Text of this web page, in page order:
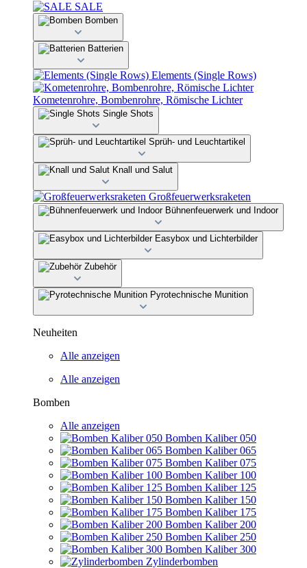
SALE
Bomben
Batterien
Elements (Single Rows)
Kometenrohre, Bombenrohre, Römische Lichter
Single Shots
Sprüh- und Leuchtartikel
Knall und Salut
Großfeuerwerksraketen
Bühnenfeuerwerk und Indoor
Easybox und Lichterbilder
Zubehör
Pyrotechnische Munition
Neuheiten
Alle anzeigen
Alle anzeigen
Bomben
Alle anzeigen
Bomben Kaliber 050
Bomben Kaliber 065
Bomben Kaliber 075
Bomben Kaliber 100
Bomben Kaliber 125
Bomben Kaliber 150
Bomben Kaliber 175
Bomben Kaliber 200
Bomben Kaliber 250
Bomben Kaliber 300
Zylinderbomben